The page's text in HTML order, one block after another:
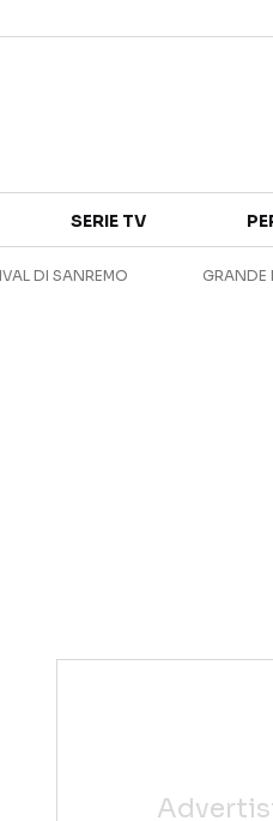
ANTEPRIME
SERIE TV
DI SANREMO GRANDE